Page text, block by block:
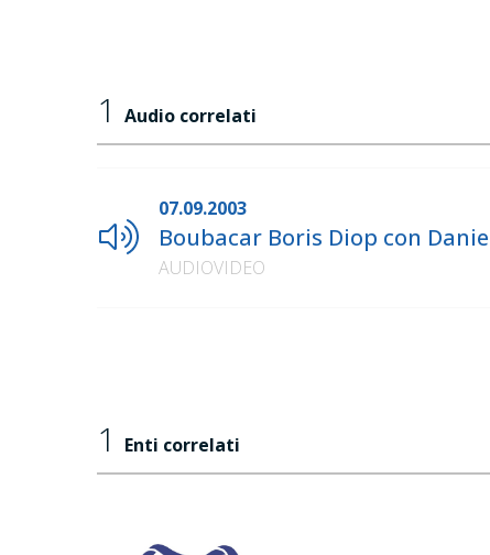
1 Audio correlati
07.09.2003
Boubacar Boris Diop con
AUDIOVIDEO
1 Enti correlati